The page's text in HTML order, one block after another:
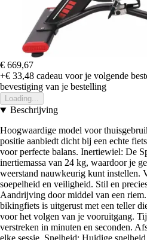
€ 669,67
+€ 33,48 cadeau voor je volgende
bevestiging van je bestelling
Loading...
Beschrijving
Hoogwaardige model voor
positie aanbiedt dicht bij een echte
voor perfecte balans. Inertiewiel: De
inertiemassa van 24 kg, waardoor je
weerstand nauwkeurig kunt instellen.
soepelheid en veiligheid. Stil en
Aandrijving door middel van een
bikingfiets is uitgerust met een teller
voor het volgen van je vooruitgang.
verstreken in minuten en seconden.